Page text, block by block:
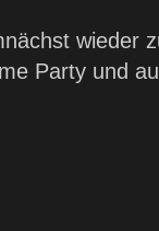
wieder
Party und